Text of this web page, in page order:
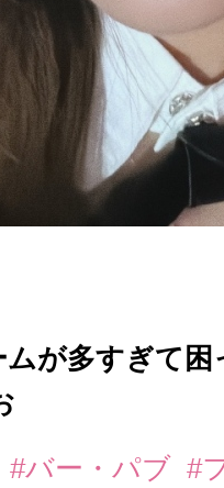
が多すぎて困
#バー・パブ #